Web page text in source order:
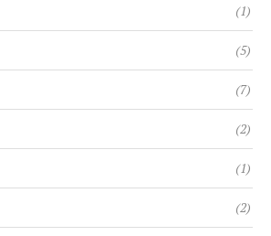
(1)
(5)
(7)
(2)
(1)
(2)